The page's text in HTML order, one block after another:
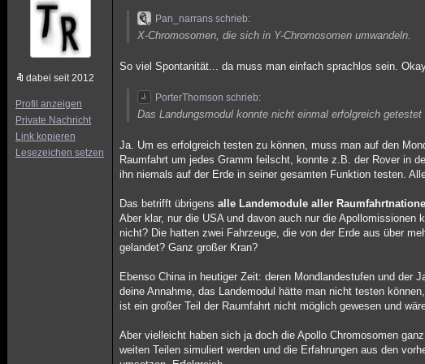
dabei seit 2012
Profil anzeigen
Private Nachricht
Link kopieren
Lesezeichen setzen
Pan_narrans schrieb:
X-Chromosomen, die sich in Y-Chromosomen umwandeln.
So viel Spontanität... da muss man einfach sprachlos sein.
PorterThomson schrieb:
Das Landungsmodul konnte nicht einmal erfolgreich getestet
Ja. Um es erfolgreich testen zu können, muss man auf den
Raumfahrt um jedes Gramm feilscht, konnte z.B. der Rover in
ihn niemals auf der Erde in seiner gesamten Funktion testen.
Das betrifft übrigens alle Landemodule aller
Aber klar, nur die USA und davon auch nur die
nicht? Die hatten zwei Fahrzeuge, die von der Erde aus über
gelandet? Ganz großer Kran?
Ebenso China in heutiger Zeit: deren Mondlandestufen und
deine Annahme, das Landemodul hätte man nicht testen
ist ein großer Teil der Raumfahrt nicht möglich gewesen und
Aber vielleicht haben sich ja doch die Apollo Chromosomen
weiten Teilen simuliert werden und die Erfahrungen aus den